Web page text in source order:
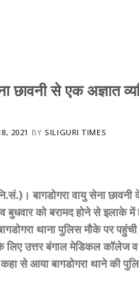
छावनी से एक अज्ञात
2021 BY SILIGURI TIMES
बागडोगरा वायु सेना
बुधवार को बरामद होने से इलाके
थाना पुलिस मौके पर
के लिए उत्तर बंगाल मेडिकल कॉलेज
से आया बागडोगरा थाने की